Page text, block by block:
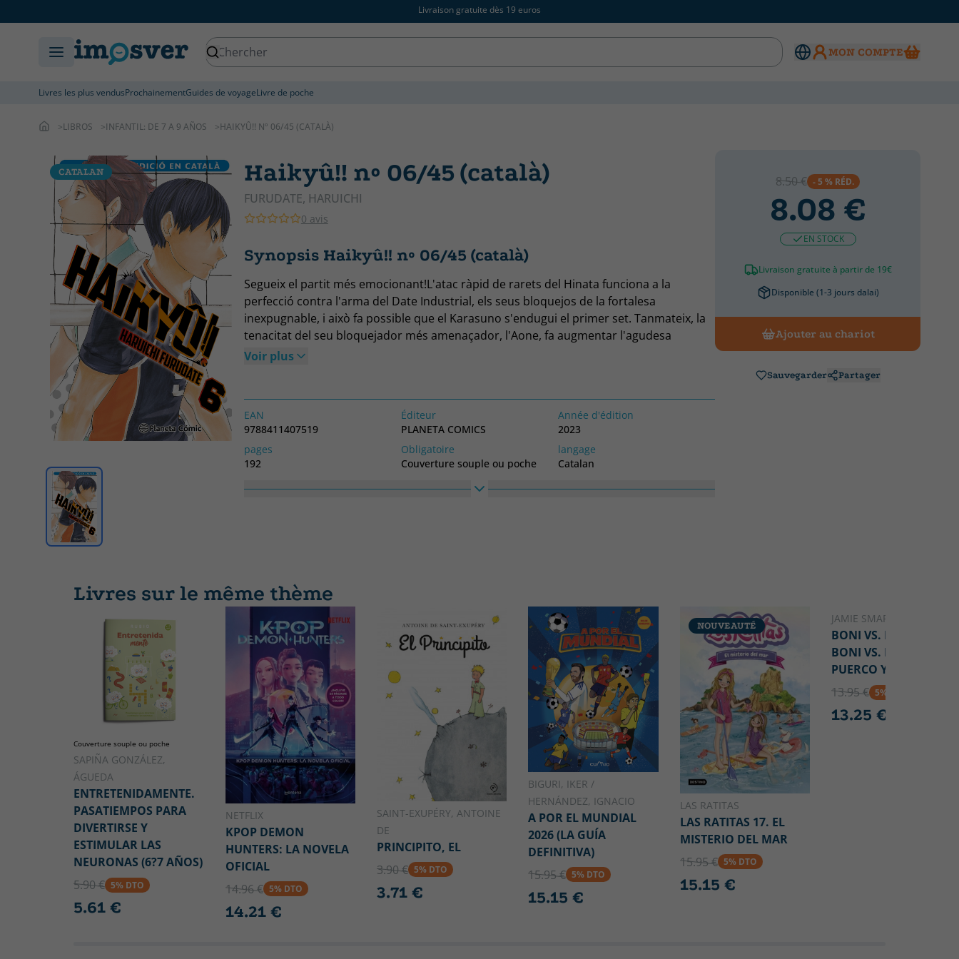
Livraison gratuite dès 19 euros
MON COMPTE
Livres les plus vendusProchainementGuides de voyageLivre de poche
LIBROS INFANTIL: DE 7 A 9 AÑOS HAIKYÛ!! Nº 06/45 (CATALÀ)
CATALAN Haikyû!! nº 06/45 (català)
FURUDATE, HARUICHI
0 avis
Synopsis Haikyû!! nº 06/45 (català)
Segueix el partit més emocionant!L'atac ràpid de rarets del Hinata funciona a la
perfecció contra l'arma del Date Industrial, els seus bloquejos de la fortalesa
inexpugnable, i això fa possible que el Karasuno s'endugui el primer set. Tanmateix, la
tenacitat del seu bloquejador més amenaçador, l'Aone, fa augmentar l'agudesa
defensiva del Date Industrial! Mentrestant, el Karasuno arriba al punt de partit gairebé
Voir plus
EAN
9788411407519
Éditeur
PLANETA COMICS
Année d'édition
2023
pages
192
Obligatoire
Couverture souple ou poche
langage
Catalan
8.50 € - 5 % RÉD.
8.08 €
EN STOCK
Livraison gratuite à partir de 19€
Disponible (1-3 jours dalai)
Ajouter au chariot
Sauvegarder Partager
Livres sur le même thème
Couverture souple ou poche
SAPIÑA GONZÁLEZ,
ÁGUEDA
ENTRETENIDAMENTE.
PASATIEMPOS PARA
DIVERTIRSE Y
ESTIMULAR LAS
NEURONAS (6?7 AÑOS)
5.90 € 5% DTO
5.61 €
NETFLIX
KPOP DEMON
HUNTERS: LA NOVELA
OFICIAL
14.96 € 5% DTO
14.21 €
SAINT-EXUPÉRY, ANTOINE
DE
PRINCIPITO, EL
3.90 € 5% DTO
3.71 €
BIGURI, IKER /
HERNÁNDEZ, IGNACIO
A POR EL MUNDIAL
2026 (LA GUÍA
DEFINITIVA)
15.95 € 5% DTO
15.15 €
NOUVEAUTÉ
LAS RATITAS
LAS RATITAS 17. EL
MISTERIO DEL MAR
15.95 € 5% DTO
15.15 €
NOUVEAUTÉ
JAMIE SMART
BONI VS. MONO 8.
BONI VS. MONO EN
PUERCO Y ALMA
13.95 € 5% DTO
13.25 €